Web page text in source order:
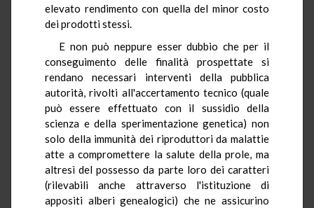
elevato rendimento con quella del minor costo
dei prodotti stessi.
E non può neppure esser dubbio che per il
conseguimento delle finalità prospettate si
rendano necessari interventi della pubblica
autorità, rivolti all'accertamento tecnico (quale
può essere effettuato con il sussidio della
scienza e della sperimentazione genetica) non
solo della immunità dei riproduttori da malattie
atte a compromettere la salute della prole, ma
altresì del possesso da parte loro dei caratteri
(rilevabili anche attraverso l'istituzione di
appositi alberi genealogici) che ne assicurino